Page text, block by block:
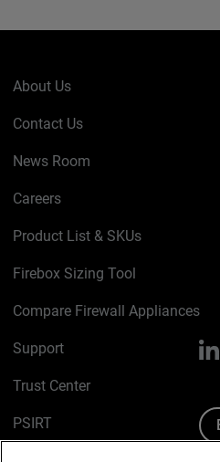
About Us
Contact Us
News Room
Careers
Product List & SKUs
Firebox Sizing Tool
Compare Firewall Appliances
Support
Trust Center
PSIRT